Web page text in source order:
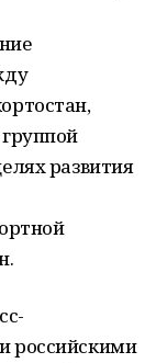
развития
российскими